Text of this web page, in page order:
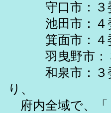
守口市：３委
池田市：４委
箕面市：４委
羽曳野市：３
和泉市：３委
り、
府内全域で、「